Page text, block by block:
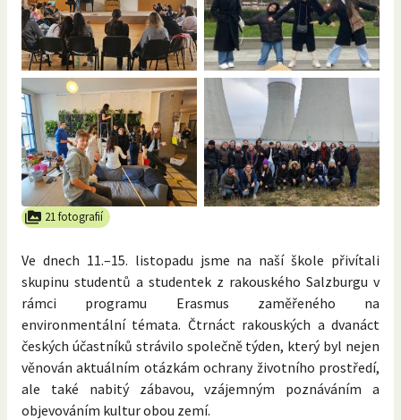
21 fotografií
Ve dnech 11.–15. listopadu jsme na naší škole přivítali
skupinu studentů a studentek z rakouského Salzburgu v
rámci programu Erasmus zaměřeného na
environmentální témata. Čtrnáct rakouských a dvanáct
českých účastníků strávilo společně týden, který byl nejen
věnován aktuálním otázkám ochrany životního prostředí,
ale také nabitý zábavou, vzájemným poznáváním a
objevováním kultur obou zemí.